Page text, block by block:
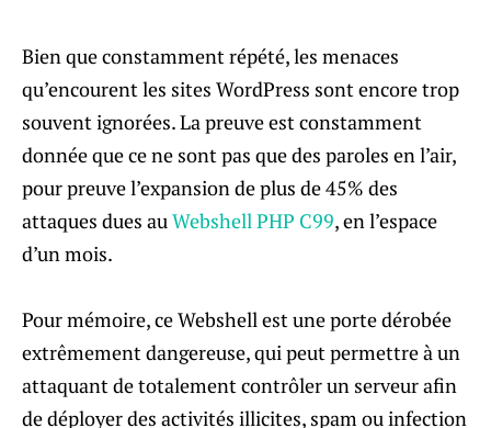
Bien que constamment répété, les menaces
qu’encourent les sites WordPress sont encore trop
souvent ignorées. La preuve est constamment
donnée que ce ne sont pas que des paroles en l’air,
pour preuve l’expansion de plus de 45% des
attaques dues auWebshell PHP C99, en l’espace
d’un mois.
Pour mémoire, ce Webshell est une porte dérobée
extrêmement dangereuse, qui peut permettre à un
attaquant de totalement contrôler un serveur afin
de déployer des activités illicites, spam ou infection